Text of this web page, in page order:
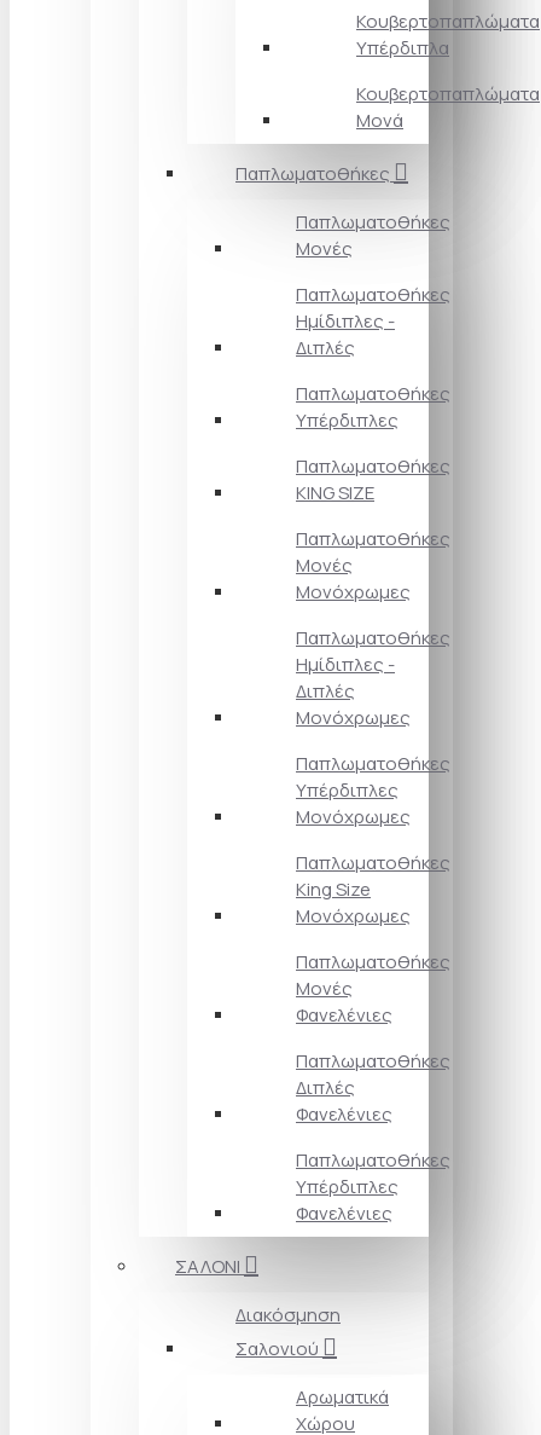
Κουβερτοπαπλώματα
Υπέρδιπλα
Κουβερτοπαπλώματα
Μονά
Παπλωματοθήκες
Παπλωματοθήκες
Μονές
Παπλωματοθήκες
Ημίδιπλες -
Διπλές
Παπλωματοθήκες
Υπέρδιπλες
Παπλωματοθήκες
KING SIZE
Παπλωματοθήκες
Μονές
Μονόχρωμες
Παπλωματοθήκες
Ημίδιπλες -
Διπλές
Μονόχρωμες
Παπλωματοθήκες
Υπέρδιπλες
Μονόχρωμες
Παπλωματοθήκες
King Size
Μονόχρωμες
Παπλωματοθήκες
Μονές
Φανελένιες
Παπλωματοθήκες
Διπλές
Φανελένιες
Παπλωματοθήκες
Υπέρδιπλες
Φανελένιες
ΣΑΛΟΝΙ
Διακόσμηση
Σαλονιού
Αρωματικά
Χώρου